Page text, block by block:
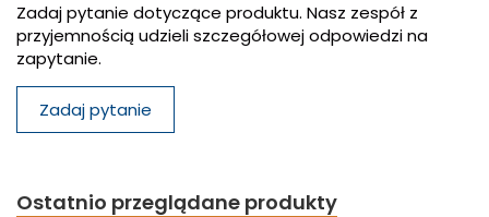
Zadaj pytanie dotyczące produktu. Nasz zespół z
przyjemnością udzieli szczegółowej odpowiedzi na
zapytanie.
Zadaj pytanie
Ostatnio przeglądane produkty